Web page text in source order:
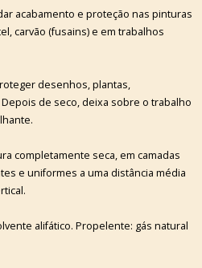
acabamento e proteção nas pinturas
carvão (fusains) e em trabalhos
desenhos, plantas,
de seco, deixa sobre o trabalho
completamente seca, em camadas
e uniformes a uma distância média
alifático. Propelente: gás natural